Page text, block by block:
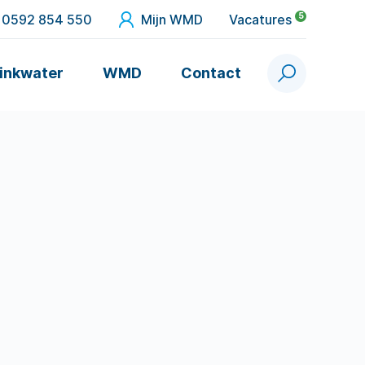
0592 854 550 Mijn WMD Vacatures 5
WMD Contact Zoek